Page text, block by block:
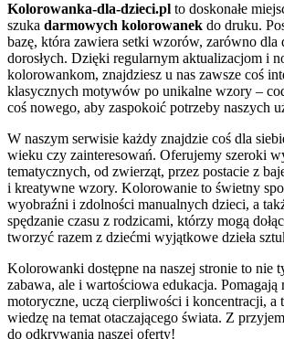
Kolorowanka-dla-dzieci.pl to doskonałe
szuka darmowych kolorowanek do druku.
bazę, która zawiera setki wzorów, zarówno dla
dorosłych. Dzięki regularnym aktualizacjom i
kolorowankom, znajdziesz u nas zawsze coś
klasycznych motywów po unikalne wzory –
coś nowego, aby zaspokoić potrzeby naszych
W naszym serwisie każdy znajdzie coś dla
wieku czy zainteresowań. Oferujemy szeroki
tematycznych, od zwierząt, przez postacie z
i kreatywne wzory. Kolorowanie to świetny
wyobraźni i zdolności manualnych dzieci, a
spędzanie czasu z rodzicami, którzy mogą
tworzyć razem z dziećmi wyjątkowe dzieła
Kolorowanki dostępne na naszej stronie to nie
zabawa, ale i wartościowa edukacja.
motoryczne, uczą cierpliwości i koncentracji, a
wiedzę na temat otaczającego świata. Z
do odkrywania naszej oferty!